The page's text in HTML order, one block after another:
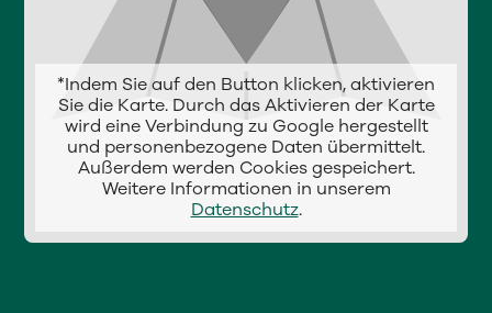
*Indem Sie auf den Button klicken, aktivieren
Sie die Karte. Durch das Aktivieren der Karte
wird eine Verbindung zu Google hergestellt
und personenbezogene Daten übermittelt.
Außerdem werden Cookies gespeichert.
Weitere Informationen in unserem
Datenschutz.